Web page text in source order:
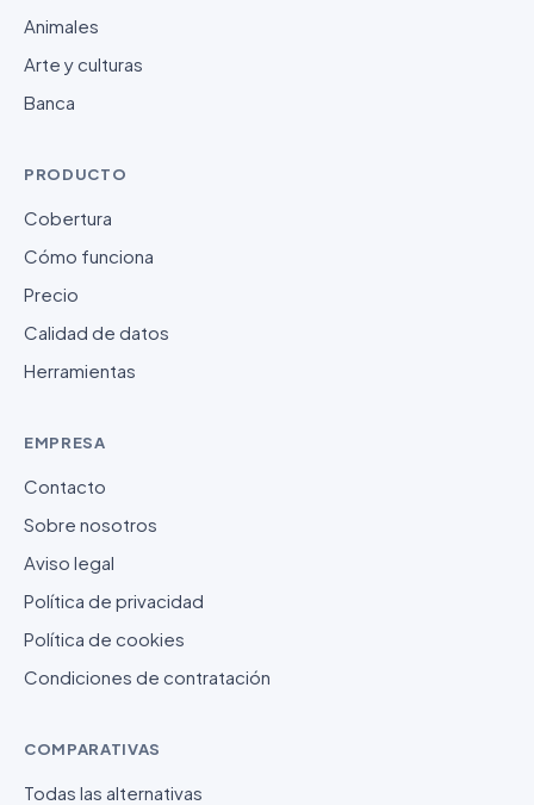
Animales
Arte y culturas
Banca
PRODUCTO
Cobertura
Cómo funciona
Precio
Calidad de datos
Herramientas
EMPRESA
Contacto
Sobre nosotros
Aviso legal
Política de privacidad
Política de cookies
Condiciones de contratación
COMPARATIVAS
Todas las alternativas